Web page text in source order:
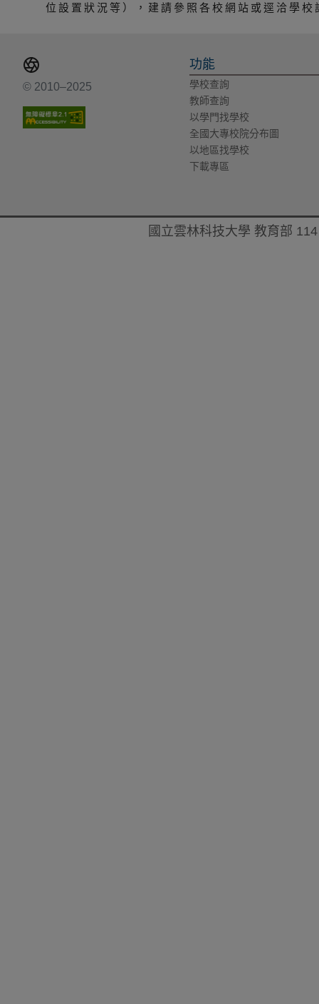
位設置狀況等），建請參照各校網站或逕洽學校
© 2010–2025
功能
學校查詢
教師查詢
以學門找學校
全國大專校院分布圖
以地區找學校
下載專區
國立雲林科技大學 教育部